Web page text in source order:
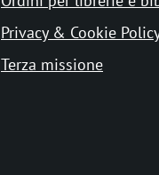
Privacy & Cookie
Terza missione